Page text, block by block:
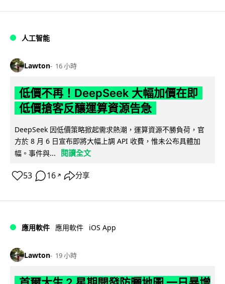
人工智能
Lawton 16 小時
低價不再！DeepSeek 大幅加價在即
低價搶客反釀運算資源告急
DeepSeek 因低價策略掀起需求熱潮，運算資源不勝負荷，官
方於 8 月 6 日宣布即將大幅上調 API 收費，惟未公布具體加
幅。事件與...
閱讀全文
53 16 ↗ 分享
應用軟件 應用軟件 iOS App
Lawton 19 小時